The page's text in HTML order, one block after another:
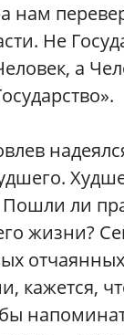
нам
Не
а
ли
жизни?
кажется,
бы